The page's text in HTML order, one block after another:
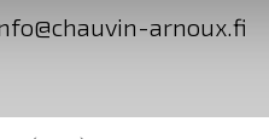
arnoux.fi